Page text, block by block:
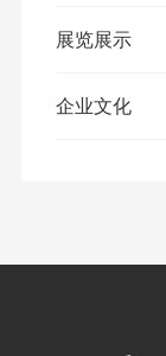
展览展示
企业文化